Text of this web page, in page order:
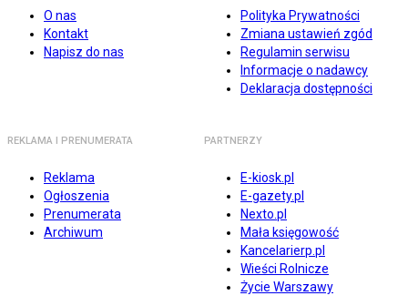
O nas
Kontakt
Napisz do nas
Polityka Prywatności
Zmiana ustawień zgód
Regulamin serwisu
Informacje o nadawcy
Deklaracja dostępności
REKLAMA I PRENUMERATA
Reklama
Ogłoszenia
Prenumerata
Archiwum
PARTNERZY
E-kiosk.pl
E-gazety.pl
Nexto.pl
Mała księgowość
Kancelarierp.pl
Wieści Rolnicze
Życie Warszawy